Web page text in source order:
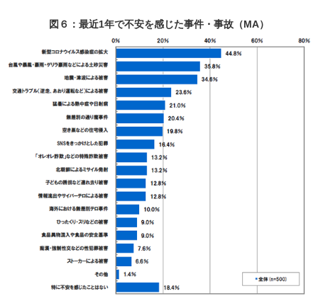
図６：最近1年で不安を感じた事件・事故（MA）